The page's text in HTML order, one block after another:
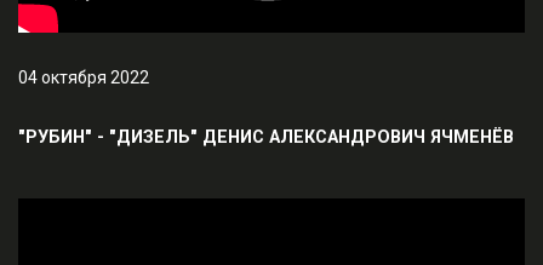
04 октября 2022
"РУБИН" - "ДИЗЕЛЬ" ДЕНИС АЛЕКСАНДРОВИЧ ЯЧМЕНЁВ